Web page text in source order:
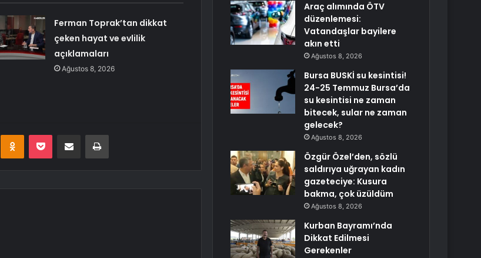
Ferman Toprak’tan dikkat
çeken hayat ve evlilik
açıklamaları
Ağustos 8, 2026
Odnoklassniki
Pocket E-Posta ile paylaş Yazdır
Araç alımında ÖTV
düzenlemesi:
Vatandaşlar bayilere
akın etti
Ağustos 8, 2026
Bursa BUSKİ su kesintisi!
24-25 Temmuz Bursa’da
su kesintisi ne zaman
bitecek, sular ne zaman
gelecek?
Ağustos 8, 2026
Özgür Özel’den, sözlü
saldırıya uğrayan kadın
gazeteciye: Kusura
bakma, çok üzüldüm
Ağustos 8, 2026
Kurban Bayramı’nda
Dikkat Edilmesi
Gerekenler